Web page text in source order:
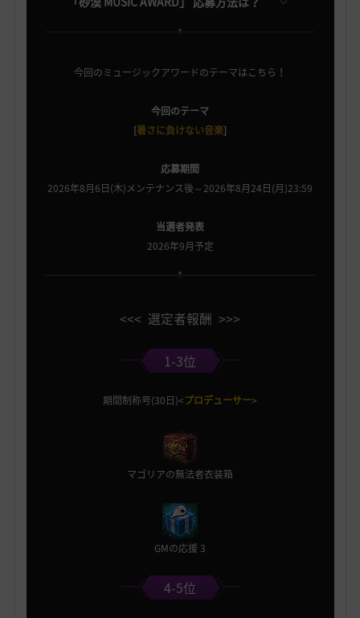
今回のミュージックアワードのテーマはこちら！
今回のテーマ
[暑さに負けない音楽]
応募期間
2026年8月6日(木)メンテナンス後～2026年8月24日(月)23:59
当選者発表
2026年9月予定
<<< 選定者報酬 >>>
1-3位
期間制称号(30日)<プロデューサー>
マゴリアの無法者衣装箱
GMの応援 3
4-5位